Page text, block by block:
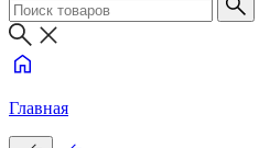
Главная